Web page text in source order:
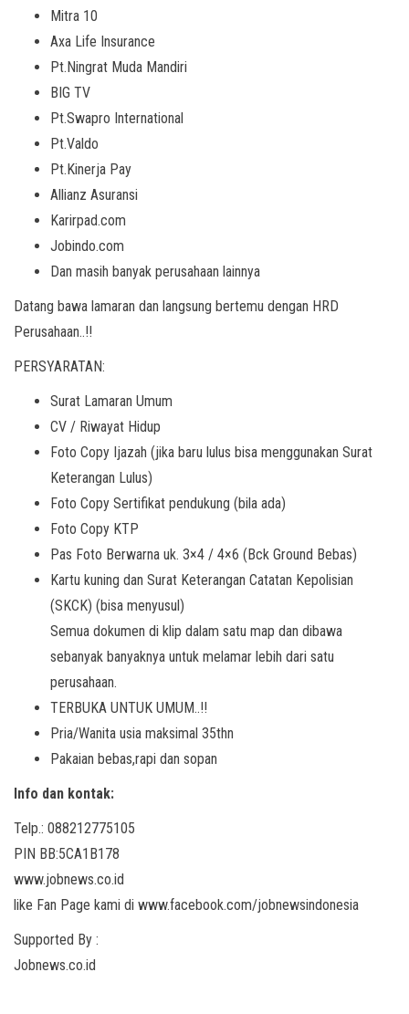
Mitra 10
Axa Life Insurance
Pt.Ningrat Muda Mandiri
BIG TV
Pt.Swapro International
Pt.Valdo
Pt.Kinerja Pay
Allianz Asuransi
Karirpad.com
Jobindo.com
Dan masih banyak perusahaan lainnya
Datang bawa lamaran dan langsung bertemu dengan HRD
Perusahaan..!!
PERSYARATAN:
Surat Lamaran Umum
CV / Riwayat Hidup
Foto Copy Ijazah (jika baru lulus bisa menggunakan Surat
Keterangan Lulus)
Foto Copy Sertifikat pendukung (bila ada)
Foto Copy KTP
Pas Foto Berwarna uk. 3×4 / 4×6 (Bck Ground Bebas)
Kartu kuning dan Surat Keterangan Catatan Kepolisian
(SKCK) (bisa menyusul)
Semua dokumen di klip dalam satu map dan dibawa
sebanyak banyaknya untuk melamar lebih dari satu
perusahaan.
TERBUKA UNTUK UMUM..!!
Pria/Wanita usia maksimal 35thn
Pakaian bebas,rapi dan sopan
Info dan kontak:
Telp.: 088212775105
PIN BB:5CA1B178
www.jobnews.co.id
like Fan Page kami di www.facebook.com/jobnewsindonesia
Supported By :
Jobnews.co.id